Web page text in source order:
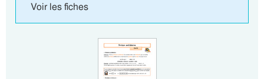
Voir les fiches